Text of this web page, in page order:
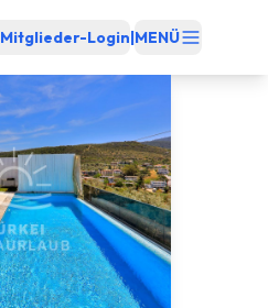
Mitglieder-Login|MENÜ